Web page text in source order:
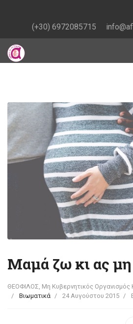
(+30) 6972085715
Μαμά ζω κι ας μη
ΘΕΟΦΙΛΟΣ, Μη Κυβερνητικός Οργανισμός
Βιωματικά
24 Αυγούστου 2015